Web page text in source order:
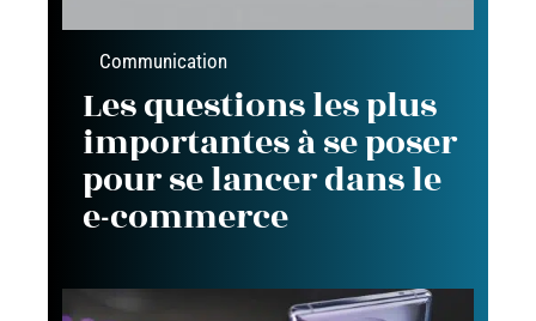
Communication
Les questions les plus
importantes à se poser
pour se lancer dans le
e-commerce